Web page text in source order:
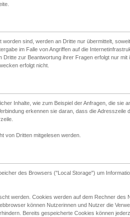
sind, werden an Dritte nur übermittelt,
im Falle von Angriffen auf die
zur Beantwortung ihrer Fragen erfolgt nur mit
erfolgt nicht.
Inhalte, wie zum Beispiel der Anfragen, die sie
erkennen sie daran, dass die Adresszeile
von Dritten mitgelesen werden.
des Browsers ("Local Storage") um
werden. Cookies werden auf dem Rechner des
können Nutzerinnen und Nutzer die
Bereits gespeicherte Cookies können